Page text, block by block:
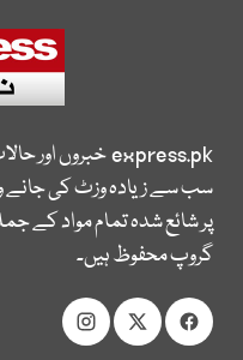
express.pkخبروں اور
سب سے زیادہ وزٹ کی
پر شائع شدہ تمام مواد کے
گروپ محفوظ ہیں۔